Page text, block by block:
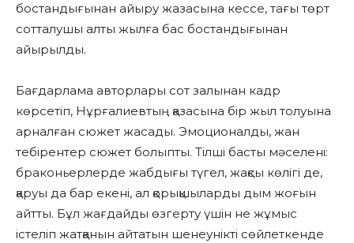
бостандығынан айыру жазасына кессе, тағы төрт
сотталушы алты жылға бас бостандығынан
айырылды.
Бағдарлама авторлары сот залынан кадр
көрсетіп, Нұрғалиевтың қазасына бір жыл толуына
арналған сюжет жасады. Эмоционалды, жан
тебірентер сюжет болыпты. Тілші басты мәселені:
браконьерлерде жабдығы түгел, жақсы көлігі де,
қаруы да бар екені, ал қорықшыларды дым жоғын
айтты. Бұл жағдайды өзгерту үшін не жұмыс
істеліп жатқанын айтатын шенеунікті сөйлеткенде